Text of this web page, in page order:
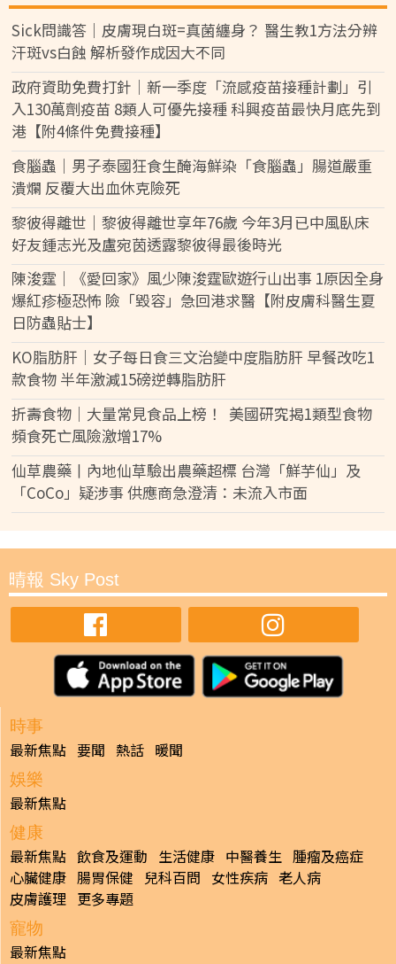
Sick問識答｜皮膚現白斑=真菌纏身？ 醫生教1方法分辨
汗斑vs白蝕 解析發作成因大不同
政府資助免費打針｜新一季度「流感疫苗接種計劃」引
入130萬劑疫苗 8類人可優先接種 科興疫苗最快月底先到
港【附4條件免費接種】
食腦蟲｜男子泰國狂食生醃海鮮染「食腦蟲」腸道嚴重
潰爛 反覆大出血休克險死
黎彼得離世｜黎彼得離世享年76歲 今年3月已中風臥床
好友鍾志光及盧宛茵透露黎彼得最後時光
陳浚霆｜《愛回家》風少陳浚霆歐遊行山出事 1原因全身
爆紅疹極恐怖 險「毀容」急回港求醫【附皮膚科醫生夏
日防蟲貼士】
KO脂肪肝｜女子每日食三文治變中度脂肪肝 早餐改吃1
款食物 半年激減15磅逆轉脂肪肝
折壽食物｜大量常見食品上榜！ 美國研究揭1類型食物
頻食死亡風險激增17%
仙草農藥丨內地仙草驗出農藥超標 台灣「鮮芋仙」及
「CoCo」疑涉事 供應商急澄清：未流入市面
晴報 Sky Post
時事
最新焦點 要聞 熱話 暖聞
娛樂
最新焦點
健康
最新焦點 飲食及運動 生活健康 中醫養生 腫瘤及癌症
心臟健康 腸胃保健 兒科百問 女性疾病 老人病
皮膚護理 更多專題
寵物
最新焦點